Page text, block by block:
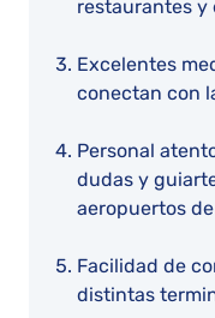
restaurantes y
Excelentes
conectan con
Personal
dudas y
aeropuertos
Facilidad de
distintas